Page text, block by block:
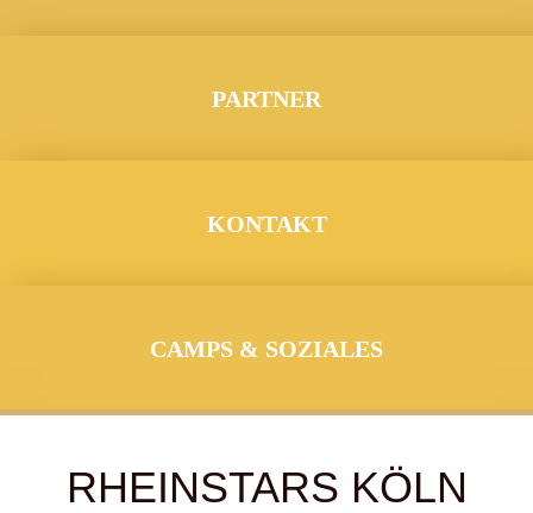
PARTNER
KONTAKT
CAMPS & SOZIALES
RHEINSTARS KÖLN